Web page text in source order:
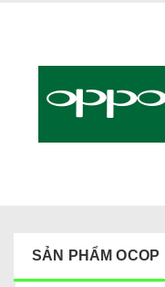
SẢN PHẨM OCOP